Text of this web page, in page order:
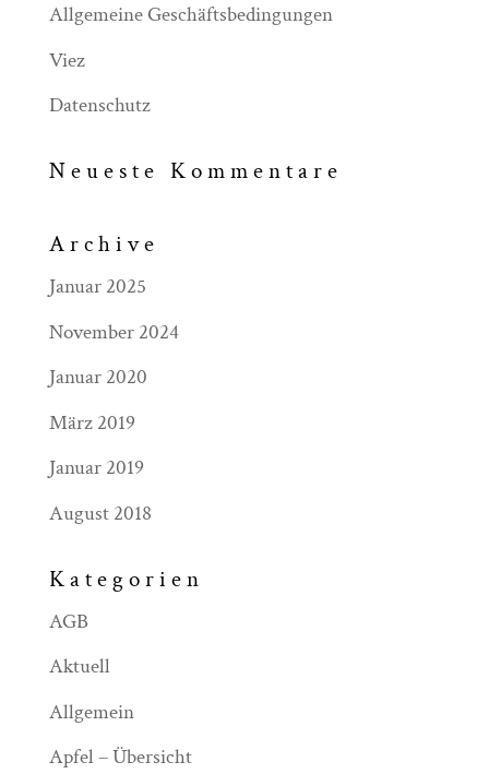
Allgemeine Geschäftsbedingungen
Viez
Datenschutz
Neueste Kommentare
Archive
Januar 2025
November 2024
Januar 2020
März 2019
Januar 2019
August 2018
Kategorien
AGB
Aktuell
Allgemein
Apfel – Übersicht